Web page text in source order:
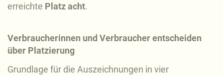
erreichte Platz acht.
Verbraucherinnen und Verbraucher entscheiden
über Platzierung
Grundlage für die Auszeichnungen in vier